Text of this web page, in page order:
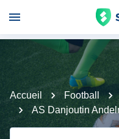
Accueil Football
AS Danjoutin